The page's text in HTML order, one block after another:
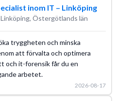
inom IT – Linköping
Linköping, Östergötlands län
tryggheten och minska
att förvalta och optimera
och it-forensik får du en
arbetet.
2026-08-17